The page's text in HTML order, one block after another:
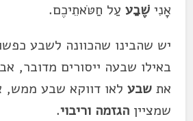
אָנִישֶׁבַע עַל חַטֹּאתֵיכֶם.
יש שהבינו שהכוונה לשבע
באילו שבעה ייסורים מדובר,
אתשבע לאו דווקא שבע ממש,
שמצייןהגזמה וריבוי.